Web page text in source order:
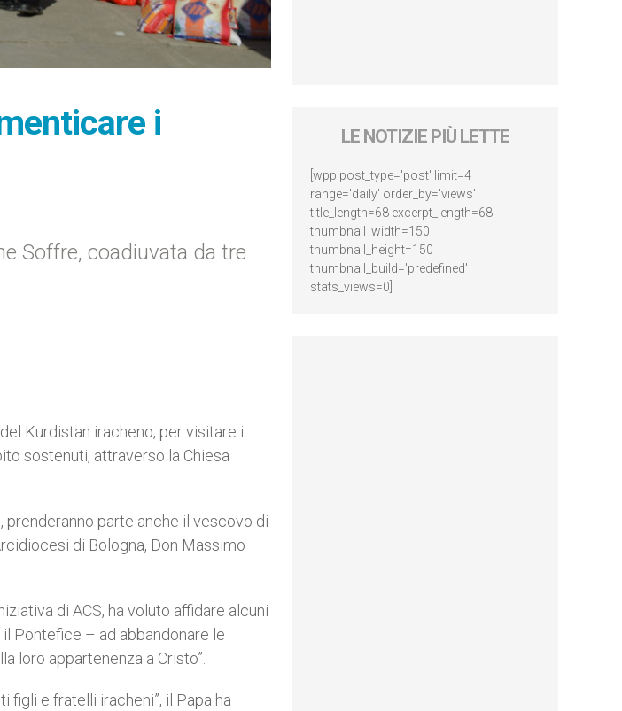
i
Soffre, coadiuvata da tre
Kurdistan iracheno, per visitare i
sostenuti, attraverso la Chiesa
parte anche il vescovo di
di Bologna, Don Massimo
di ACS, ha voluto affidare alcuni
Pontefice – ad abbandonare le
loro appartenenza a Cristo”.
figli e fratelli iracheni”, il Papa ha
LE NOTIZIE PIÙ LETTE
[wpp post_type='post' limit=4
range='daily' order_by='views'
title_length=68 excerpt_length=68
thumbnail_width=150
thumbnail_height=150
thumbnail_build='predefined'
stats_views=0]